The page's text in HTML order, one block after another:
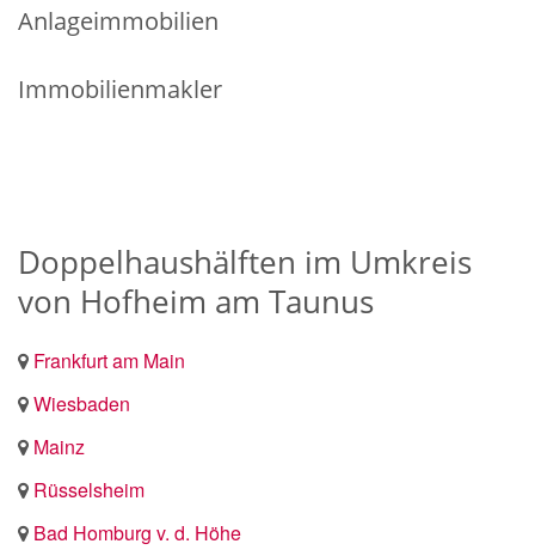
Anlageimmobilien
Immobilienmakler
Doppelhaushälften im Umkreis
von Hofheim am Taunus
Frankfurt am Main
Wiesbaden
Mainz
Rüsselsheim
Bad Homburg v. d. Höhe